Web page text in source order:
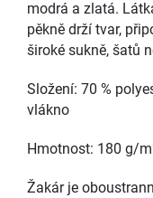
modrá a zlatá.
pěkně drží tvar,
široké sukně, šatů
Složení: 70 %
vlákno
Hmotnost: 180 g/
Žakár je